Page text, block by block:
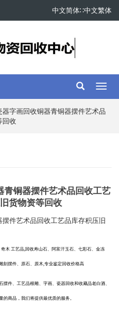
中文繁体
∷
中文简体
器字画回收铜器青铜器摆件艺术品
回收
青铜器摆件艺术品回收工艺
货物资等回收
件艺术品回收工艺品库存积压旧
奇木 工艺品,回收寿山石、阿富汗玉石、七彩石、金冻
刻摆件、原石、原木,专业鉴定回收价格高
件、工艺品根雕、字画、瓷器回收和收藏品老白酒、
商品，我们将提供最优质的服务。